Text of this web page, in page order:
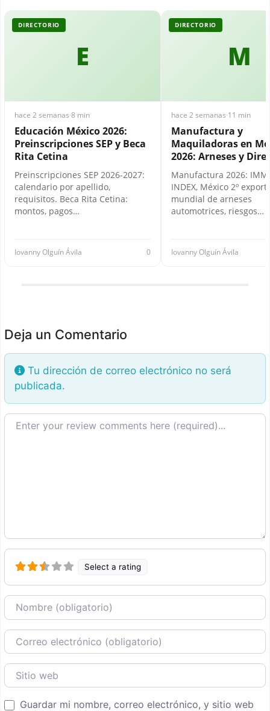
E
DIRECTORIO
hace 2 semanas·8 min
Educación México 2026:
Preinscripciones SEP y Beca
Rita Cetina
Preinscripciones SEP 2026-2027:
calendario por apellido,
requisitos. Beca Rita Cetina:
montos, pagos…
Iovanny Olguín Ávila 0
M
DIRECTORIO
hace 2 semanas·11 min
Manufactura y
Maquiladoras en
2026: Arneses y
Manufactura 2026:
INDEX, México 2º
mundial de arneses
automotrices, riesgos…
Iovanny Olguín Ávila
Deja un Comentario
Tu dirección de correo electrónico no será
publicada.
Texto de la reseña
Select a rating
Nombre
Correo Electronico
Sitio web
Guardar mi nombre, correo electrónico, y sitio web